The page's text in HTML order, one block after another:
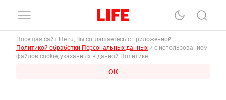
Посещая сайт life.ru, Вы соглашаетесь с приложенной
Политикой обработки Персональных данных и с использованием
файлов cookie, указанных в данной Политике.
ОК